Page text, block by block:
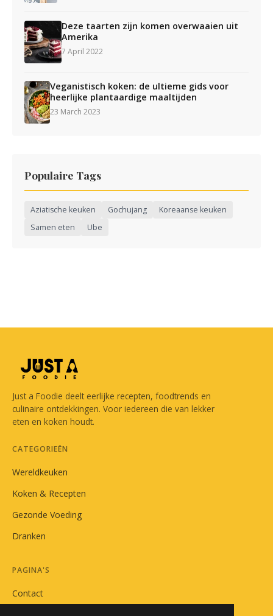
Deze taarten zijn komen overwaaien uit
Amerika
7 April 2022
Veganistisch koken: de ultieme gids voor
heerlijke plantaardige maaltijden
23 March 2023
Populaire Tags
Aziatische keuken Gochujang
Koreaanse keuken
Samen eten
Ube
Just a Foodie deelt eerlijke recepten, foodtrends en
culinaire ontdekkingen. Voor iedereen die van lekker
eten en koken houdt.
CATEGORIEËN
Wereldkeuken
Koken & Recepten
Gezonde Voeding
Dranken
PAGINA'S
Contact